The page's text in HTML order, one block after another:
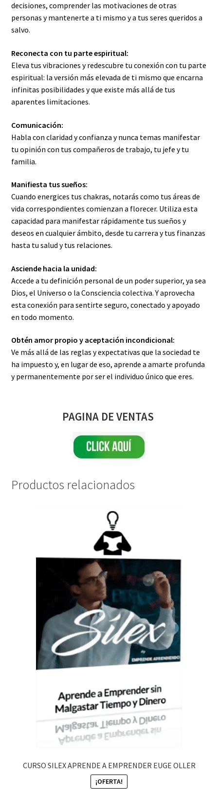
decisiones, comprender las motivaciones de otras
personas y mantenerte a ti mismo y a tus seres queridos a
salvo.
Reconecta con tu parte espiritual:
Eleva tus vibraciones y redescubre tu conexión con tu parte
espiritual: la versión más elevada de ti mismo que encarna
infinitas posibilidades y que existe más allá de tus
aparentes limitaciones.
Comunicación:
Habla con claridad y confianza y nunca temas manifestar
tu opinión con tus compañeros de trabajo, tu jefe y tu
familia.
Manifiesta tus sueños:
Cuando energices tus chakras, notarás como tus áreas de
vida correspondientes comienzan a florecer. Utiliza esta
capacidad para manifestar rápidamente tus sueños y
deseos en cualquier ámbito, desde tu carrera y tus finanzas
hasta tu salud y tus relaciones.
Asciende hacia la unidad:
Accede a tu definición personal de un poder superior, ya sea
Dios, el Universo o la Consciencia colectiva. Y aprovecha
esta conexión para sentirte seguro, conectado y apoyado
en todo momento.
Obtén amor propio y aceptación incondicional:
Ve más allá de las reglas y expectativas que la sociedad te
ha impuesto y, en lugar de eso, aprende a amarte profunda
y permanentemente por ser el individuo único que eres.
PAGINA DE VENTAS
Productos relacionados
CURSO SILEX APRENDE A EMPRENDER EUGE OLLER
¡OFERTA!